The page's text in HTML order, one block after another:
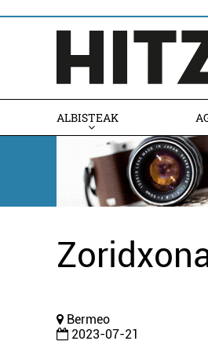
ALBISTEAK
Bermeo
2023-07-21